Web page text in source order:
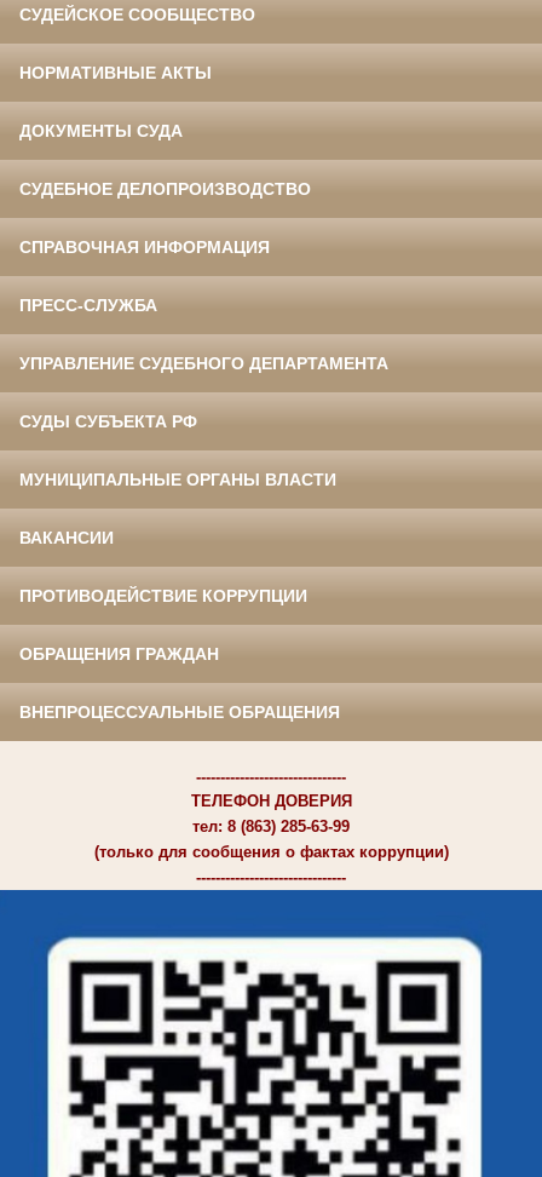
СУДЕЙСКОЕ СООБЩЕСТВО
НОРМАТИВНЫЕ АКТЫ
ДОКУМЕНТЫ СУДА
СУДЕБНОЕ ДЕЛОПРОИЗВОДСТВО
СПРАВОЧНАЯ ИНФОРМАЦИЯ
ПРЕСС-СЛУЖБА
УПРАВЛЕНИЕ СУДЕБНОГО ДЕПАРТАМЕНТА
СУДЫ СУБЪЕКТА РФ
МУНИЦИПАЛЬНЫЕ ОРГАНЫ ВЛАСТИ
ВАКАНСИИ
ПРОТИВОДЕЙСТВИЕ КОРРУПЦИИ
ОБРАЩЕНИЯ ГРАЖДАН
ВНЕПРОЦЕССУАЛЬНЫЕ ОБРАЩЕНИЯ
-------------------------------
ТЕЛЕФОН ДОВЕРИЯ
тел: 8 (863) 285-63-99
(только для сообщения о фактах коррупции)
-------------------------------